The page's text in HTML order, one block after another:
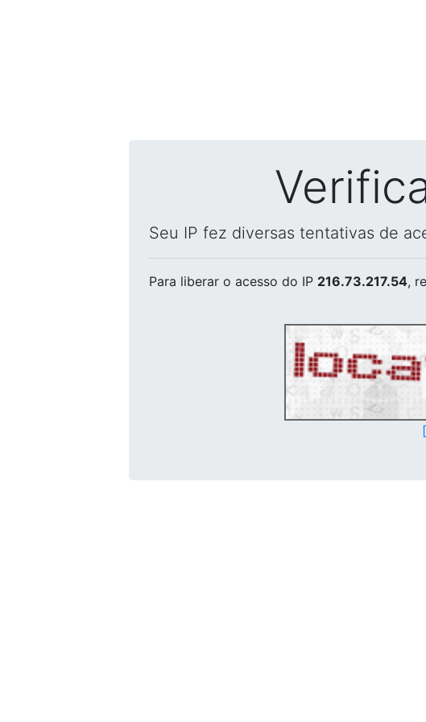
Seu IP fez diversas tentativas de
Para liberar o acesso do IP 216.73.217.54,